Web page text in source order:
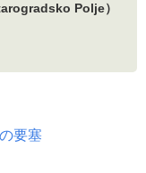
Polje）
要塞